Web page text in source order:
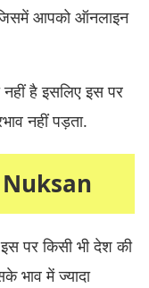
आपको ऑनलाइन
है इसलिए इस पर
नहीं पड़ता.
पर किसी भी देश की
भाव में ज्यादा